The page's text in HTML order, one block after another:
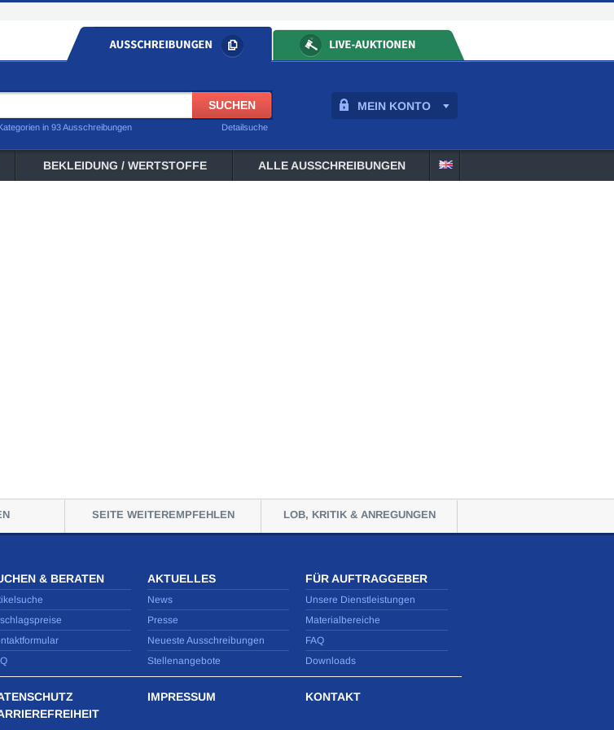
MEIN KONTO
Detailsuche
in 93 Ausschreibungen
BEKLEIDUNG / WERTSTOFFE ALLE AUSSCHREIBUNGEN
SEITE WEITEREMPFEHLEN LOB, KRITIK & ANREGUNGEN
& BERATEN AKTUELLES
News
Presse
Neueste Ausschreibungen
Stellenangebote
FÜR AUFTRAGGEBER
Unsere Dienstleistungen
Materialbereiche
FAQ
Downloads
IMPRESSUM KONTAKT